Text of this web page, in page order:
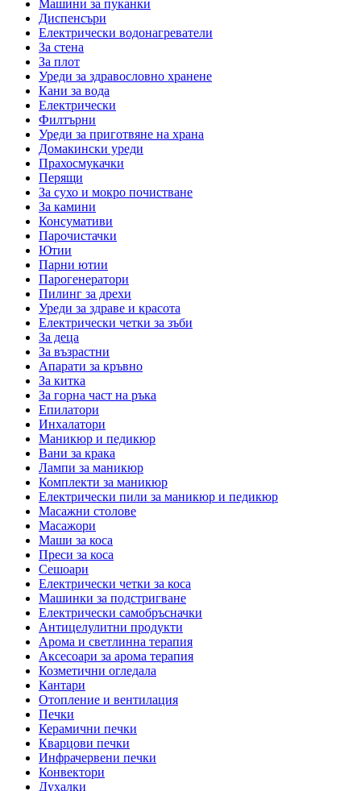
Машини за пуканки
Диспенсъри
Електрически водонагреватели
За стена
За плот
Уреди за здравословно хранене
Кани за вода
Електрически
Филтърни
Уреди за приготвяне на храна
Домакински уреди
Прахосмукачки
Перящи
За сухо и мокро почистване
За камини
Консумативи
Парочистачки
Ютии
Парни ютии
Парогенератори
Пилинг за дрехи
Уреди за здраве и красота
Електрически четки за зъби
За деца
За възрастни
Апарати за кръвно
За китка
За горна част на ръка
Епилатори
Инхалатори
Маникюр и педикюр
Вани за крака
Лампи за маникюр
Комплекти за маникюр
Електрически пили за маникюр и педикюр
Масажни столове
Масажори
Маши за коса
Преси за коса
Сешоари
Електрически четки за коса
Машинки за подстригване
Електрически самобръсначки
Антицелулитни продукти
Арома и светлинна терапия
Аксесоари за арома терапия
Козметични огледала
Кантари
Отопление и вентилация
Печки
Керамични печки
Кварцови печки
Инфрачервени печки
Конвектори
Духалки